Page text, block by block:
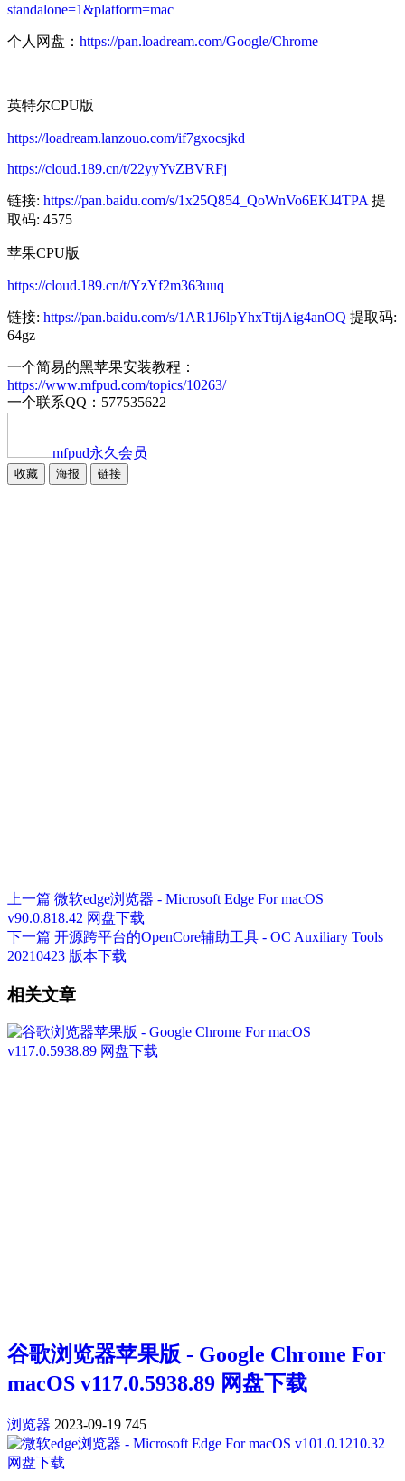
standalone=1&platform=mac
个人网盘： https://pan.loadream.com/Google/Chrome
英特尔CPU版
https://loadream.lanzouo.com/if7gxocsjkd
https://cloud.189.cn/t/22yyYvZBVRFj
链接: https://pan.baidu.com/s/1x25Q854_QoWnVo6EKJ4TPA 提
取码: 4575
苹果CPU版
https://cloud.189.cn/t/YzYf2m363uuq
链接: https://pan.baidu.com/s/1AR1J6lpYhxTtijAig4anOQ 提取码:
64gz
一个简易的黑苹果安装教程：
https://www.mfpud.com/topics/10263/
一个联系QQ：577535622
mfpud永久会员
收藏 海报 链接
上一篇 微软edge浏览器 - Microsoft Edge For macOS
v90.0.818.42 网盘下载
下一篇 开源跨平台的OpenCore辅助工具 - OC Auxiliary Tools
20210423 版本下载
相关文章
谷歌浏览器苹果版 - Google Chrome For
macOS v117.0.5938.89 网盘下载
浏览器 2023-09-19 745